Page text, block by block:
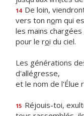
14 De loin,
vers ton nom qui
les mains
pour le roi du ciel.
Les générations
d'allégresse,
et le nom de l'Élue
15 Réjouis-toi,